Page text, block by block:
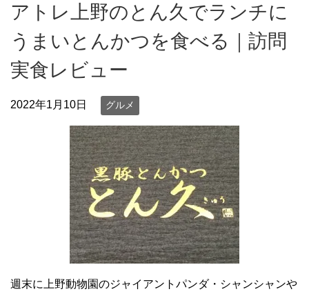
アトレ上野のとん久でランチに
うまいとんかつを食べる｜訪問
実食レビュー
2022年1月10日 グルメ
週末に上野動物園のジャイアントパンダ・シャンシャンや